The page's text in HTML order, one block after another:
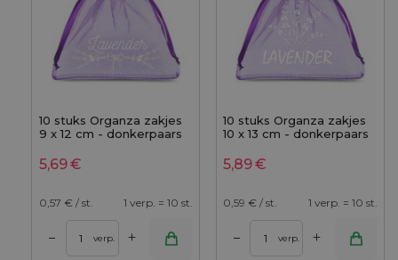
10 stuks Organza zakjes
9 x 12 cm - donkerpaars
5,69€
0,57 € / st. 1 verp. = 10 st.
– verp. +
10 stuks Organza zakjes
10 x 13 cm - donkerpaars
5,89€
0,59 € / st. 1 verp. = 10 st.
– verp. +